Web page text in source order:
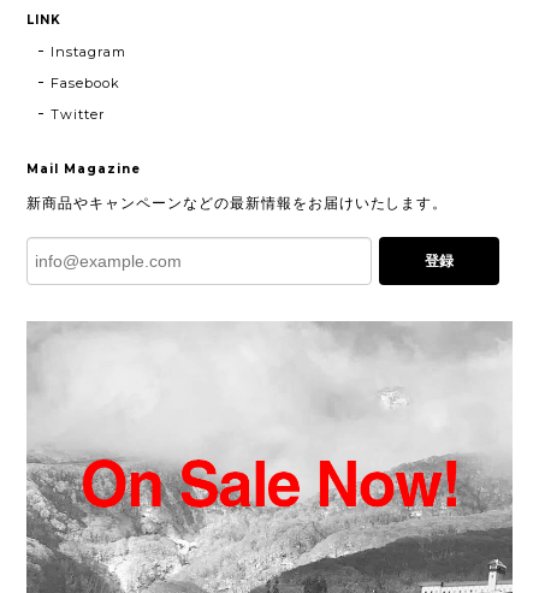
LINK
Instagram
Fasebook
Twitter
Mail Magazine
新商品やキャンペーンなどの最新情報をお届けいたします。
登録